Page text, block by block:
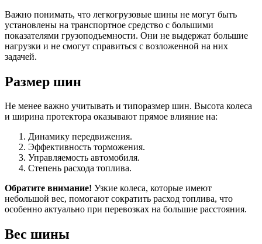
Важно понимать, что легкогрузовые шины не могут быть
установлены на транспортное средство с большими
показателями грузоподъемности. Они не выдержат большие
нагрузки и не смогут справиться с возложенной на них
задачей.
Размер шин
Не менее важно учитывать и типоразмер шин. Высота колеса
и ширина протектора оказывают прямое влияние на:
Динамику передвижения.
Эффективность торможения.
Управляемость автомобиля.
Степень расхода топлива.
Обратите внимание! Узкие колеса, которые имеют
небольшой вес, помогают сократить расход топлива, что
особенно актуально при перевозках на большие расстояния.
Вес шины